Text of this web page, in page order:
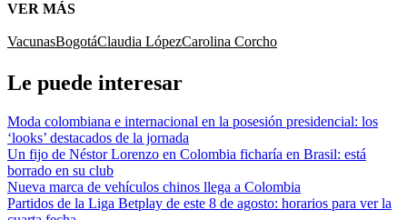
VER MÁS
VacunasBogotáClaudia LópezCarolina Corcho
Le puede interesar
Moda colombiana e internacional en la posesión presidencial: los
‘looks’ destacados de la jornada
Un fijo de Néstor Lorenzo en Colombia ficharía en Brasil: está
borrado en su club
Nueva marca de vehículos chinos llega a Colombia
Partidos de la Liga Betplay de este 8 de agosto: horarios para ver la